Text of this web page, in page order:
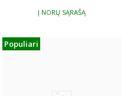
Į NORŲ SĄRAŠĄ
Populiari